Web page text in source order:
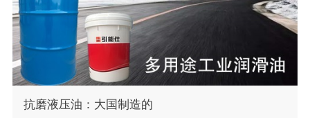
抗磨液压油：大国制造的